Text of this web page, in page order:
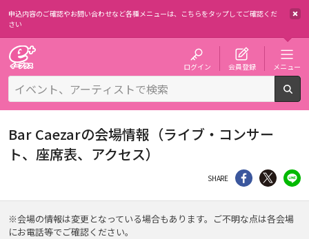
申込内容のご確認やお問い合わせなど各種メニューは、 こちらをタップしてご確認くだ
さい
ログイン 会員登録 メニュー
Bar Caezarの会場情報（ライブ・コンサー
ト、座席表、アクセス）
SHARE シェア Twitter
※会場の情報は変更となっている場合もあります。ご不明な点は各会場
にお電話等でご確認ください。